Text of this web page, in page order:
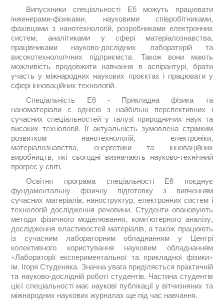
Випускники спеціальності E5 можуть працювати
інженерами-фізиками, науковими співробітниками,
фахівцями з нанотехнологій, розробниками електронних
систем, аналітиками у сфері матеріалознавства,
працівниками науково-дослідних лабораторій та
високотехнологічних підприємств. Також вони мають
можливість продовжити навчання в аспірантурі, брати
участь у міжнародних наукових проєктах і працювати у
сфері інноваційних технологій.
Спеціальність E6 - Прикладна фізика та
наноматеріали є однією з найбільш перспективних і
сучасних спеціальностей у галузі природничих наук та
високих технологій. Її актуальність зумовлена стрімким
розвитком нанотехнологій, електроніки,
матеріалознавства, енергетики та інноваційних
виробництв, які сьогодні визначають науково-технічний
прогрес у світі.
Освітня програма спеціальності E6 поєднує
фундаментальну фізичну підготовку з вивченням
сучасних матеріалів, наноструктур, електронних систем і
технологій дослідження речовини. Студенти опановують
методи фізичного моделювання, комп’ютерного аналізу,
дослідження властивостей матеріалів, а також працюють
із сучасним лабораторним обладнанням у Центрі
колективного користування науковим обладнанням
«Лабораторії експериментальної та прикладної фізики»
ім. Ігоря Студеняка. Значна увага приділяється практичній
та науково-дослідній роботі студентів. Частина студентів
цієї спеціальності має наукові публікації у вітчизняних та
міжнародних наукових журналах ще під час навчання.